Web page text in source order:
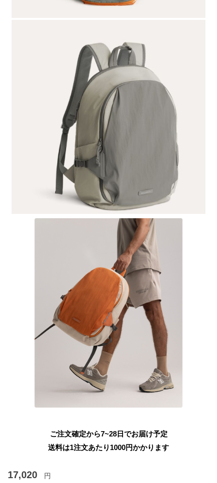
ご注文確定から7~28日でお届け予定
送料は1注文あたり 1000円かかります
17,020 円